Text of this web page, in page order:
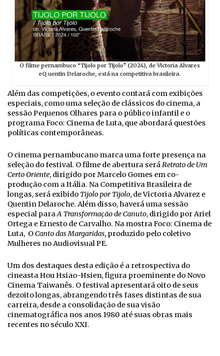
O filme pernambuco “Tijolo por Tijolo” (2024), de Victoria Alvares
eQ uentin Delaroche, está na competitiva brasileira.
Além das competições, o evento contará com exibições
especiais, como uma seleção de clássicos do cinema, a
sessão Pequenos Olhares para o público infantil e o
programa Foco: Cinema de Luta, que abordará questões
políticas contemporâneas.
O cinema pernambucano marca uma forte presença na
seleção do festival. O filme de abertura será Retrato de Um
Certo Oriente, dirigido por Marcelo Gomes em co-
produção com a Itália. Na Competitiva Brasileira de
longas, será exibido Tijolo por Tijolo, de Victoria Alvarez e
Quentin Delaroche. Além disso, haverá uma sessão
especial para A Transformação de Canuto, dirigido por Ariel
Ortega e Ernesto de Carvalho. Na mostra Foco: Cinema de
Luta, OCanto das Margaridas, produzido pelo coletivo
Mulheres no Audiovisual PE.
Um dos destaques desta edição é a retrospectiva do
cineasta Hou Hsiao-Hsien, figura proeminente do Novo
Cinema Taiwanês. O festival apresentará oito de seus
dezoito longas, abrangendo três fases distintas de sua
carreira, desde a consolidação de sua visão
cinematográfica nos anos 1980 até suas obras mais
recentes no século XXI.